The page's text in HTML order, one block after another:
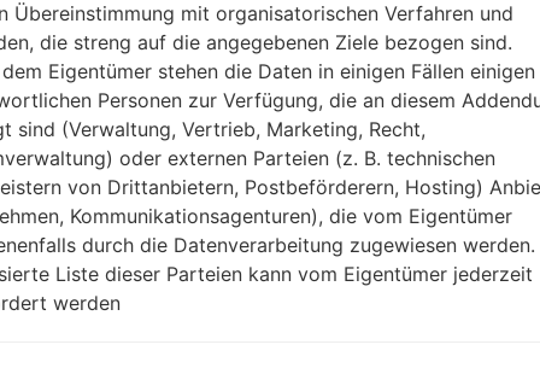
Modell und seine Eigenschaften
LGF720K
LG Stylus 2 LTE
Juni, 2016
7.4 millimeter (0.29 Zoll)
155 x 79.6 millimeter (6.10 x
145 gramm (5.11 unzen)
Android 7.x Nougat
1.2 GHz Cortex-A53
Übereinstimmung mit organisatorischen Verfahren und
die streng auf die angegebenen Ziele bezogen sind.
Eigentümer stehen die Daten in einigen Fällen einigen
Personen zur Verfügung, die an diesem
sind (Verwaltung, Vertrieb, Marketing, Recht,
oder externen Parteien (z. B. technischen
von Drittanbietern, Postbeförderern, Hosting)
Kommunikationsagenturen), die vom Eigentümer
durch die Datenverarbeitung zugewiesen werden.
Liste dieser Parteien kann vom Eigentümer jederzeit
werden